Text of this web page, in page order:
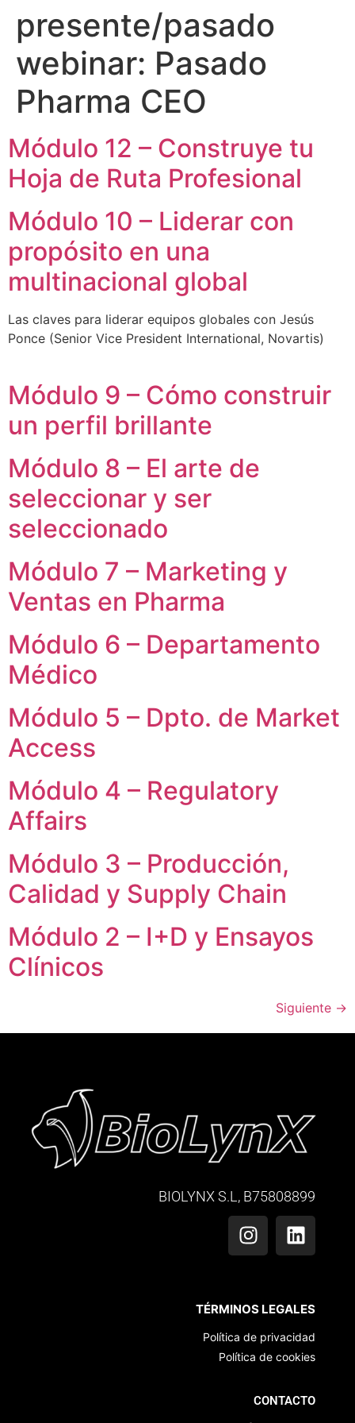
presente/pasado
webinar: Pasado
Pharma CEO
Módulo 12 – Construye tu
Hoja de Ruta Profesional
Módulo 10 – Liderar con
propósito en una
multinacional global
Las claves para liderar equipos globales con Jesús
Ponce (Senior Vice President International, Novartis)
Módulo 9 – Cómo construir
un perfil brillante
Módulo 8 – El arte de
seleccionar y ser
seleccionado
Módulo 7 – Marketing y
Ventas en Pharma
Módulo 6 – Departamento
Médico
Módulo 5 – Dpto. de Market
Access
Módulo 4 – Regulatory
Affairs
Módulo 3 – Producción,
Calidad y Supply Chain
Módulo 2 – I+D y Ensayos
Clínicos
Siguiente →
BIOLYNX S.L, B75808899
TÉRMINOS LEGALES
Política de privacidad
Política de cookies
CONTACTO